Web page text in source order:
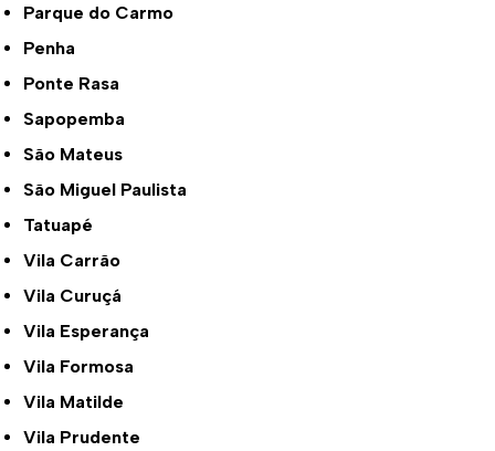
Parque do Carmo
Penha
Ponte Rasa
Sapopemba
São Mateus
São Miguel Paulista
Tatuapé
Vila Carrão
Vila Curuçá
Vila Esperança
Vila Formosa
Vila Matilde
Vila Prudente